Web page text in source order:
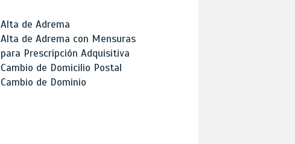
Alta de Adrema
Alta de Adrema con Mensuras
para Prescripción Adquisitiva
Cambio de Domicilio Postal
Cambio de Dominio